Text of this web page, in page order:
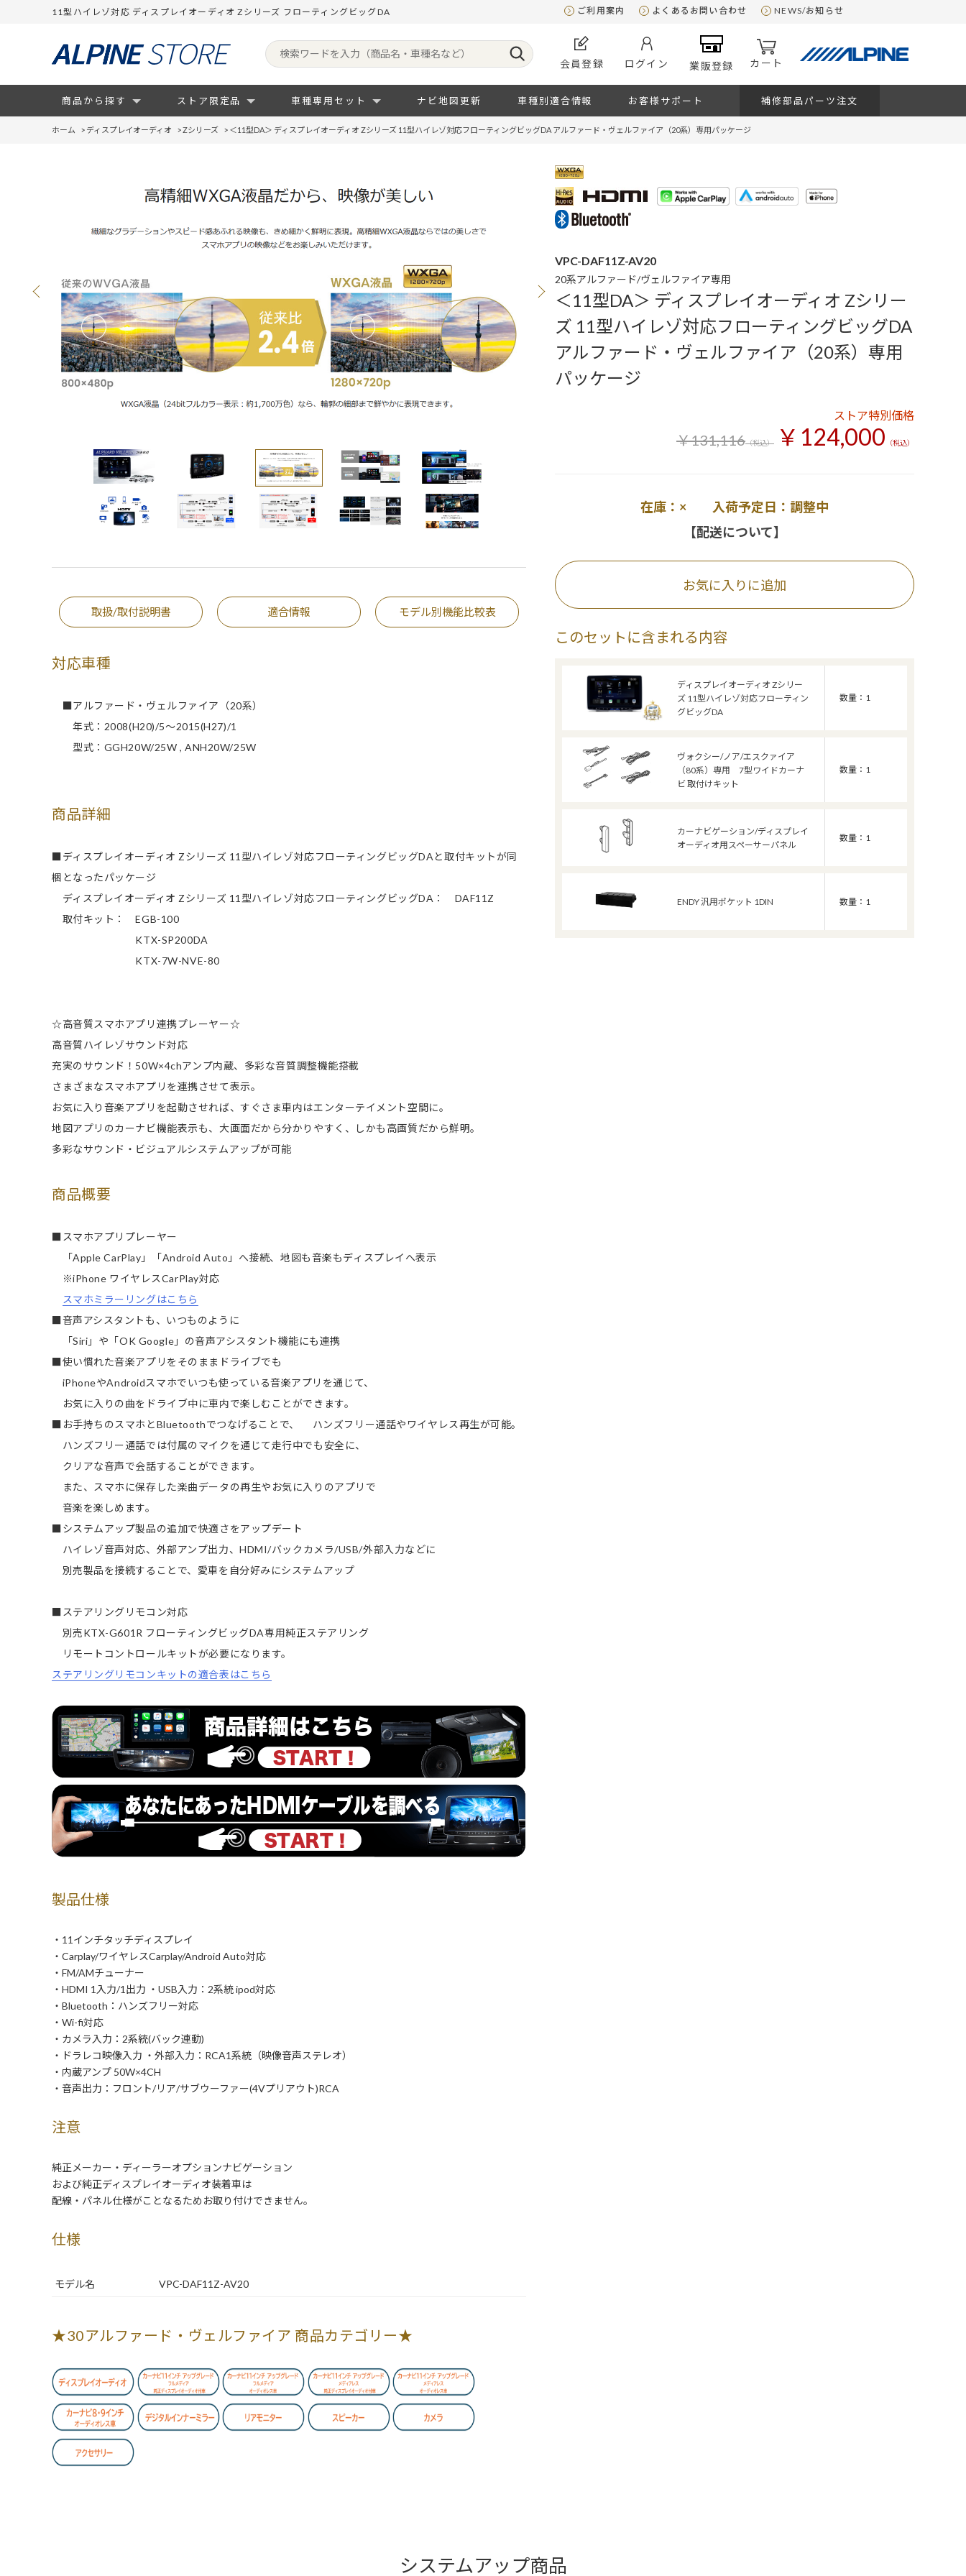
11型ハイレゾ対応 ディスプレイオーディオ Zシリーズ フローティングビッグDA ご利用案内 よくあるお問い合わせ NEWS/お知らせ
会員登録 ログイン 業販登録 カート
商品から探す ストア限定品 車種専用セット ナビ地図更新 車種別適合情報 お客様サポート 補修部品パーツ注文
ホーム > ディスプレイオーディオ >Zシリーズ > ＜11型DA＞ ディスプレイオーディオ Zシリーズ 11型ハイレゾ対応フローティングビッグDA アルファード・ヴェルファイア（20系）専用パッケージ
取扱/取付説明書 適合情報 モデル別機能比較表
対応車種
■アルファード・ヴェルファイア（20系）
年式：2008(H20)/5～2015(H27)/1
型式：GGH20W/25W , ANH20W/25W
商品詳細
■ディスプレイオーディオ Zシリーズ 11型ハイレゾ対応フローティングビッグDAと取付キットが同
梱となったパッケージ
ディスプレイオーディオ Zシリーズ 11型ハイレゾ対応フローティングビッグDA： DAF11Z
取付キット： EGB-100
KTX-SP200DA
KTX-7W-NVE-80
☆高音質スマホアプリ連携プレーヤー☆
高音質ハイレゾサウンド対応
充実のサウンド！50W×4chアンプ内蔵、多彩な音質調整機能搭載
さまざまなスマホアプリを連携させて表示。
お気に入り音楽アプリを起動させれば、すぐさま車内はエンターテイメント空間に。
地図アプリのカーナビ機能表示も、大画面だから分かりやすく、しかも高画質だから鮮明。
多彩なサウンド・ビジュアルシステムアップが可能
商品概要
■スマホアプリプレーヤー
「Apple CarPlay」「Android Auto」へ接続、地図も音楽もディスプレイへ表示
※iPhone ワイヤレスCarPlay対応
スマホミラーリングはこちら
■音声アシスタントも、いつものように
「Siri」や「OK Google」の音声アシスタント機能にも連携
■使い慣れた音楽アプリをそのままドライブでも
iPhoneやAndroidスマホでいつも使っている音楽アプリを通じて、
お気に入りの曲をドライブ中に車内で楽しむことができます。
■お手持ちのスマホとBluetoothでつなげることで、 ハンズフリー通話やワイヤレス再生が可能。
ハンズフリー通話では付属のマイクを通じて走行中でも安全に、
クリアな音声で会話することができます。
また、スマホに保存した楽曲データの再生やお気に入りのアプリで
音楽を楽しめます。
■システムアップ製品の追加で快適さをアップデート
ハイレゾ音声対応、外部アンプ出力、HDMI/バックカメラ/USB/外部入力などに
別売製品を接続することで、愛車を自分好みにシステムアップ
■ステアリングリモコン対応
別売KTX-G601R フローティングビッグDA専用純正ステアリング
リモートコントロールキットが必要になります。
ステアリングリモコンキットの適合表はこちら
製品仕様
・11インチタッチディスプレイ
・Carplay/ワイヤレスCarplay/Android Auto対応
・FM/AMチューナー
・HDMI 1入力/1出力 ・USB入力：2系統 ipod対応
・Bluetooth：ハンズフリー対応
・Wi-fi対応
・カメラ入力：2系統(バック連動)
・ドラレコ映像入力 ・外部入力：RCA1系統（映像音声ステレオ）
・内蔵アンプ 50W×4CH
・音声出力：フロント/リア/サブウーファー(4Vプリアウト)RCA
注意
純正メーカー・ディーラーオプションナビゲーション
および純正ディスプレイオーディオ装着車は
配線・パネル仕様がことなるためお取り付けできません。
仕様
モデル名 VPC-DAF11Z-AV20
★30アルファード・ヴェルファイア 商品カテゴリー★
20系アルファード/ヴェルファイア専用
VPC-DAF11Z-AV20
＜11型DA＞ ディスプレイオーディオ Zシリー
ズ 11型ハイレゾ対応フローティングビッグDA
アルファード・ヴェルファイア（20系）専用
パッケージ
ストア特別価格
￥131,116（税込） ￥124,000 （税込）
在庫：× 入荷予定日：調整中
【配送について】
このセットに含まれる内容
ディスプレイオーディオ Zシリー
ズ 11型ハイレゾ対応フローティン
グビッグDA
数量：1
ヴォクシー/ノア/エスクァイア
（80系）専用 7型ワイドカーナ
ビ 取付けキット
数量：1
カーナビゲーション/ディスプレイ
オーディオ用スペーサーパネル
数量：1
ENDY 汎用ポケット 1DIN 数量：1
お気に入りに追加
システムアップ商品